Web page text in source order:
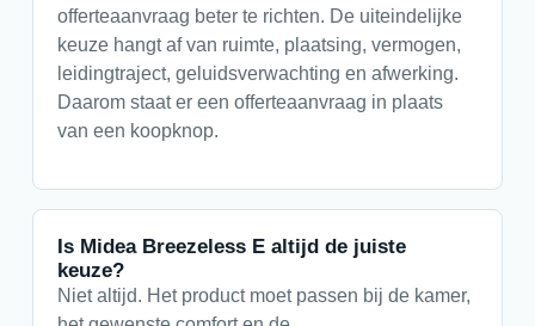
offerteaanvraag beter te richten. De uiteindelijke
keuze hangt af van ruimte, plaatsing, vermogen,
leidingtraject, geluidsverwachting en afwerking.
Daarom staat er een offerteaanvraag in plaats
van een koopknop.
Is Midea Breezeless E altijd de juiste
keuze?
Niet altijd. Het product moet passen bij de kamer,